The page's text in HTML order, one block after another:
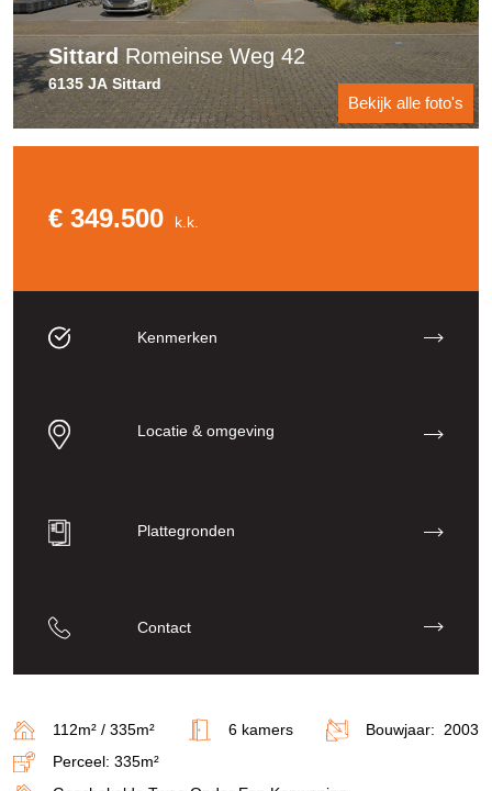
Sittard Romeinse Weg 42
6135 JA Sittard
Bekijk alle foto's
€ 349.500 k.k.
Kenmerken
Locatie & omgeving
Plattegronden
Contact
112m² / 335m² 6 kamers
Bouwjaar: 2003
Perceel: 335m²